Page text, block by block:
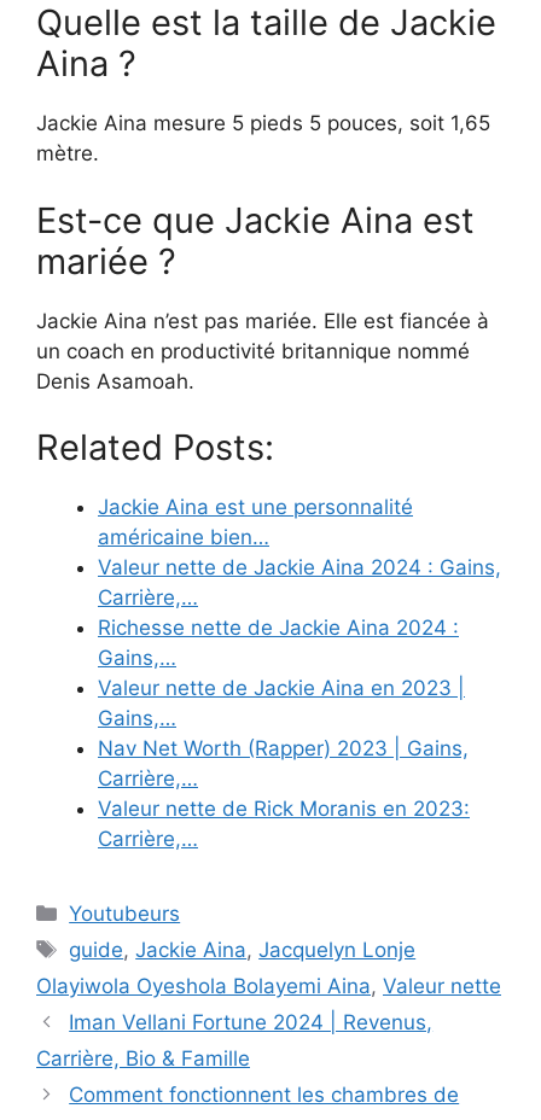
Quelle est la taille de Jackie
Aina ?
Jackie Aina mesure 5 pieds 5 pouces, soit 1,65
mètre.
Est-ce que Jackie Aina est
mariée ?
Jackie Aina n’est pas mariée. Elle est fiancée à
un coach en productivité britannique nommé
Denis Asamoah.
Related Posts:
Jackie Aina est une personnalité
américaine bien…
Valeur nette de Jackie Aina 2024 : Gains,
Carrière,…
Richesse nette de Jackie Aina 2024 :
Gains,…
Valeur nette de Jackie Aina en 2023 |
Gains,…
Nav Net Worth (Rapper) 2023 | Gains,
Carrière,…
Valeur nette de Rick Moranis en 2023:
Carrière,…
Categories
Youtubeurs
Tags
guide,Jackie Aina,Jacquelyn Lonje
Olayiwola Oyeshola Bolayemi Aina, Valeur nette
Iman Vellani Fortune 2024 | Revenus,
Carrière, Bio & Famille
Comment fonctionnent les chambres de